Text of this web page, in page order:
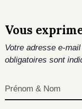
Vous
Votre adresse e-
obligatoires sont